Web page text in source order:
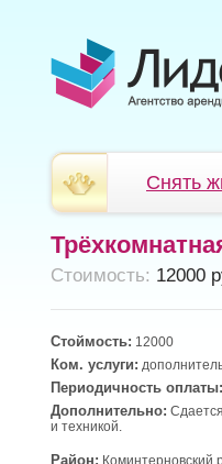
Снять
Cтоимость: 12000
Стоймость: 12000
Ком. услуги:
Периодичность оплаты:
Дополнительно:
и техникой.
Район: Коминтерновский